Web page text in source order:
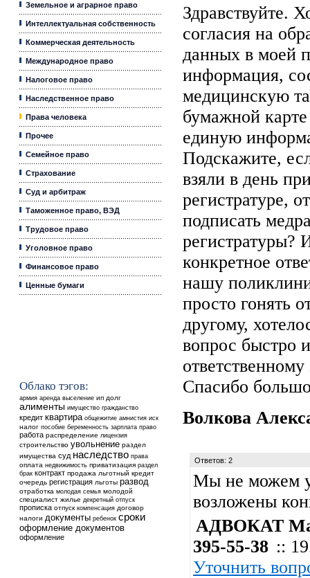
Земельное и аграрное право
Интеллектуальная собственность
Коммерческая деятельность
Международное право
Налоговое право
Наследственное право
Права человека
Прочее
Семейное право
Страхование
Суд и арбитраж
Таможенное право, ВЭД
Трудовое право
Уголовное право
Финансовое право
Ценные бумаги
Облако тэгов:
армия аренда выселение ип долг
алименты имущество гражданство
кредит квартира общежитие амнистия иск
налог пособие беременность зарплата право
работа распределение лицензия
строительство увольнение раздел
имущества суд наследство права
оплата недвижимость приватизация раздел
брак контракт продажа льготный кредит
очередь регистрация льготы развод
отработка молодая семья молодой
специалист жилье декретный отпуск
прописка отпуск компенсация договор
налоги документы ребенок сроки
оформление документов
оформление
Здравствуйте.
согласия на
данных в моей
информация,
медицинскую
бумажной
единую
Подскажите,
взяли в день
регистратуре,
подписать
регистратуры?
конкретное
нашу
просто гонять
другому,
вопрос быстро
ответственному
Спасибо
Волкова
Ответов: 2
Мы не можем
возложены
АДВОКАТ
395-55-38 ::
Уточнить